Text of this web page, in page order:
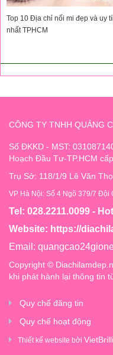
Top 10 Địa chỉ nối mi đẹp và uy
nhất TPHCM
CÔNG TY TNHH QUẢNG
Số ĐKKD - MST:
Hoạch Đầu Tư-TP.HCM cấp
Trụ Sở: 118/1/9 Lê Văn
VP Hà Nội: Số 4 Ngõ 379/7 Đội
Tel: 028.2211.0099 -
Website: https://
Email:
Copyright ©
khi phát hành lại thông tin
Quy chế đăng tin
Quy chế hoạt động
Thiết kế website bởi